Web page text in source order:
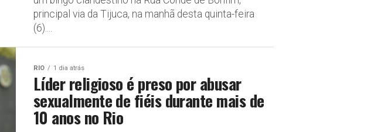
principal via da Tijuca, na manhã desta quinta-feira
(6)....
RIO 1 dia atrás
Líder religioso é preso por abusar
sexualmente de fiéis durante mais de
10 anos no Rio